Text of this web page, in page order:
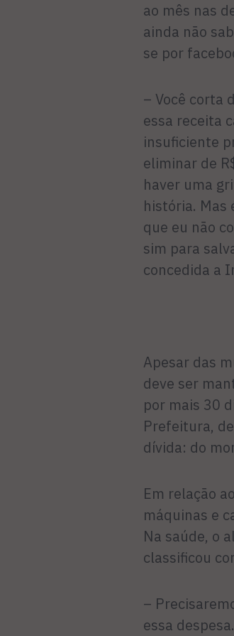
ao mês nas
ainda não
se por
– Você corta
essa receita
insuficiente
eliminar de
haver uma
história. Mas
que eu não
sim para
concedida a
Apesar das
deve ser
por mais 30
Prefeitura,
dívida: do
Em relação
máquinas e
Na saúde, o
classificou
–
essa